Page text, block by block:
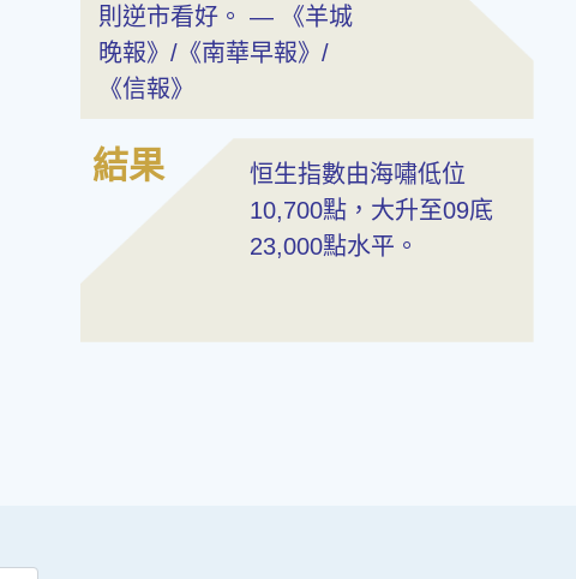
則逆市看好。 — 《羊城
晚報》/《南華早報》/
《信報》
結果
恒生指數由海嘯低位
10,700點，大升至09底
23,000點水平。